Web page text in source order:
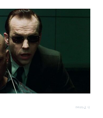
IMdbより